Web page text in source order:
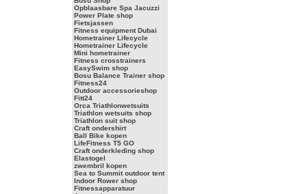
Opblaasbare Spa Jacuzzi
Power Plate shop
Fietsjassen
Fitness equipment Dubai
Hometrainer Lifecycle
Hometrainer Lifecycle
Mini hometrainer
Fitness crosstrainers
EasySwim shop
Bosu Balance Trainer shop
Fitness24
Outdoor accessorieshop
Fitt24
Orca Triathlonwetsuits
Triathlon wetsuits shop
Triathlon suit shop
Craft ondershirt
Ball Bike kopen
LifeFitness T5 GO
Craft onderkleding shop
Elastogel
zwembril kopen
Sea to Summit outdoor tent
Indoor Rower shop
Fitnessapparatuur